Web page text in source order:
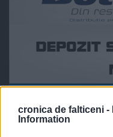
cronica de falticeni -
Information